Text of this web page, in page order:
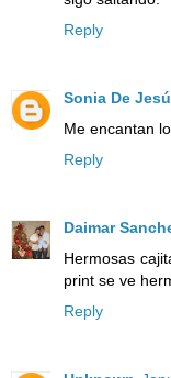
Reply
Sonia De
Me encantan
Reply
Daimar
Hermosas
print se ve
Reply